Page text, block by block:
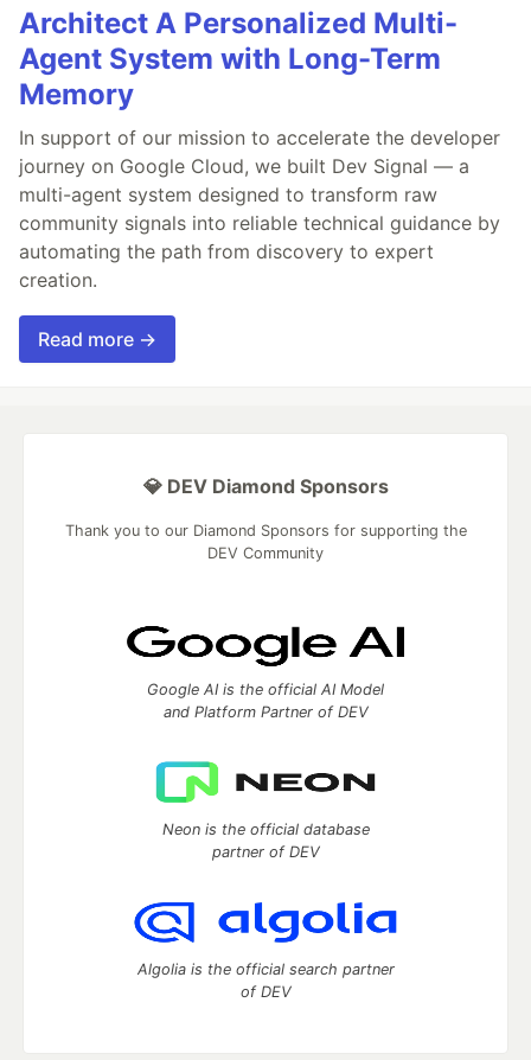
Architect A Personalized Multi-
Agent System with Long-Term
Memory
In support of our mission to accelerate the developer
journey on Google Cloud, we built Dev Signal — a
multi-agent system designed to transform raw
community signals into reliable technical guidance by
automating the path from discovery to expert
creation.
Read more →
💎 DEV Diamond Sponsors
Thank you to our Diamond Sponsors for supporting the
DEV Community
Google AI is the official AI Model
and Platform Partner of DEV
Neon is the official database
partner of DEV
Algolia is the official search partner
of DEV